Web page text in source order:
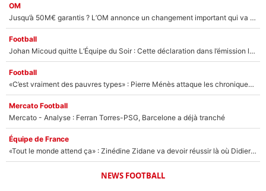
OM
Jusqu’à 50M€ garantis ? L’OM annonce un changement important qui va faire du bien à ses finances !
Football
Johan Micoud quitte L’Équipe du Soir : Cette déclaration dans l’émission lui a valu un clash avec cet ancien joueur du PSG
Football
«C’est vraiment des pauvres types» : Pierre Ménès attaque les chroniqueurs de l’After Foot… et s’en prend violemment à Walid Acherchour
Mercato Football
Mercato - Analyse : Ferran Torres-PSG, Barcelone a déjà tranché
Équipe de France
«Tout le monde attend ça» : Zinédine Zidane va devoir réussir là où Didier Deschamps a échoué pendant 14 ans
NEWS FOOTBALL